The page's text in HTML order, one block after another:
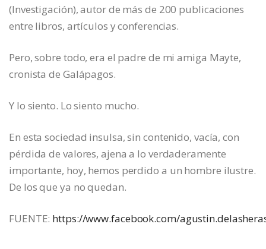
(Investigación), autor de más de 200 publicaciones
entre libros, artículos y conferencias.
Pero, sobre todo, era el padre de mi amiga Mayte,
cronista de Galápagos.
Y lo siento. Lo siento mucho.
En esta sociedad insulsa, sin contenido, vacía, con
pérdida de valores, ajena a lo verdaderamente
importante, hoy, hemos perdido a un hombre ilustre.
De los que ya no quedan.
FUENTE: https://www.facebook.com/